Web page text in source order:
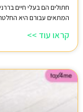
חתולים הם בעלי חיים
המתאים עבורם היא
קראו עוד >>